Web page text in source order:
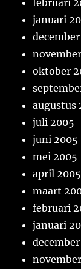
februari
januari
oktober
augustus
juli 2005
juni 2005
mei 2005
april 2005
maart
februari
januari